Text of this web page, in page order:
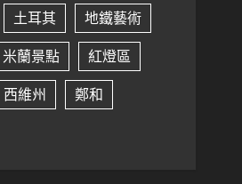
土耳其
地鐵藝術
米蘭景點
紅燈區
西維州
鄭和